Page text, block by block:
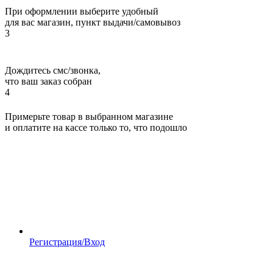
При оформлении выберите удобный
для вас магазин, пункт выдачи/самовывоз
3
Дождитесь смс/звонка,
что ваш заказ собран
4
Примерьте товар в выбранном магазине
и оплатите на кассе только то, что подошло
Регистрация/Вход